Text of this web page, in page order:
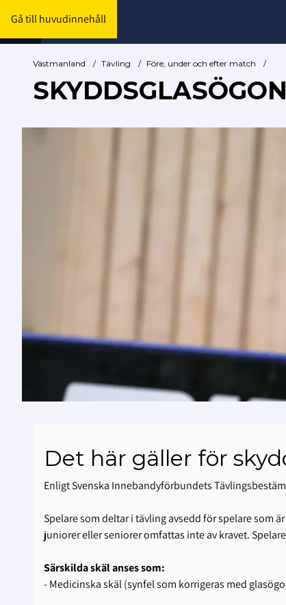
Gå till huvudinnehåll
Västmanland / Tävling / Före, under och efter match /
SKYDDSGLASÖGON
Det här gäller för
Enligt Svenska Innebandyförbundets
Spelare som deltar i tävling avsedd för spelare som
juniorer eller seniorer omfattas inte av kravet.
Särskilda skäl anses som:
- Medicinska skäl (synfel som korrigeras med